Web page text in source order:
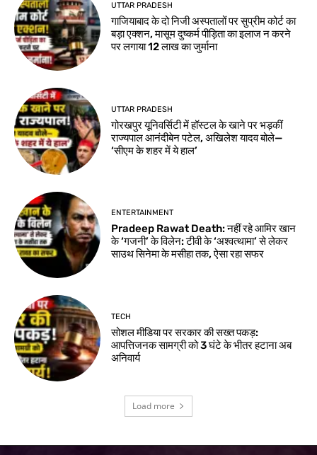
UTTAR PRADESH
गाजियाबाद के दो निजी अस्पतालों पर सुप्रीम कोर्ट का
बड़ा एक्शन, मासूम दुष्कर्म पीड़िता का इलाज न करने
पर लगाया 12 लाख का जुर्माना
UTTAR PRADESH
गोरखपुर यूनिवर्सिटी में हॉस्टल के खाने पर भड़कीं
राज्यपाल आनंदीबेन पटेल, अखिलेश यादव बोले—
‘सीएम के शहर में ये हाल’
ENTERTAINMENT
Pradeep Rawat Death: नहीं रहे आमिर खान
के ‘गजनी’ के विलेन: टीवी के ‘अश्वत्थामा’ से लेकर
साउथ सिनेमा के मसीहा तक, ऐसा रहा सफर
TECH
सोशल मीडिया पर सरकार की सख्त पकड़:
आपत्तिजनक सामग्री को 3 घंटे के भीतर हटाना अब
अनिवार्य
Load more